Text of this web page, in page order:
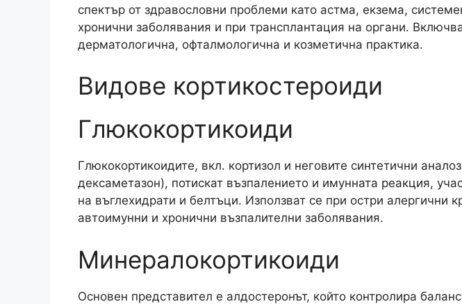
спектър от здравословни проблеми като астма, екзема,
хронични заболявания и при трансплантация на органи.
дерматологична, офталмологична и козметична практика.
Видове кортикостероиди
Глюкокортикоиди
Глюкокортикоидите, вкл. кортизол и неговите синтетични
дексаметазон), потискат възпалението и имунната реакция,
на въглехидрати и белтъци. Използват се при остри алергични
автоимунни и хронични възпалителни заболявания.
Минералокортикоиди
Основен представител е алдостеронът, който контролира